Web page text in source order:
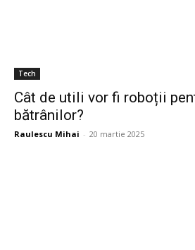
Tech
Cât de utili vor fi roboții
bătrânilor?
Raulescu Mihai - 20 martie 2025